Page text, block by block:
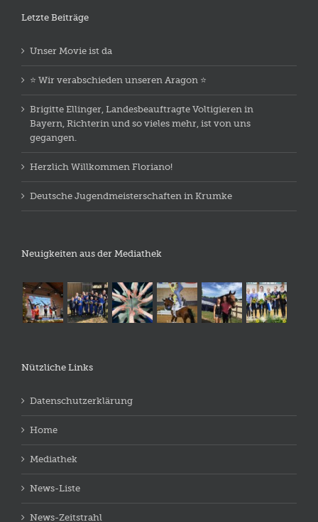
Letzte Beiträge
Unser Movie ist da
⭐️ Wir verabschieden unseren Aragon ⭐️
Brigitte Ellinger, Landesbeauftragte Voltigieren in
Bayern, Richterin und so vieles mehr, ist von uns
gegangen.
Herzlich Willkommen Floriano!
Deutsche Jugendmeisterschaften in Krumke
Neuigkeiten aus der Mediathek
Nützliche Links
Datenschutzerklärung
Home
Mediathek
News-Liste
News-Zeitstrahl